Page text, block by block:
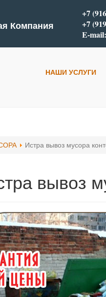
Компания
+7
+7
E-mail:
НАШИ УСЛУГИ
Истра вывоз мусора
вывоз